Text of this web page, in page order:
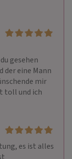
gesehen
der eine Mann
mir
toll und ich
es ist alles